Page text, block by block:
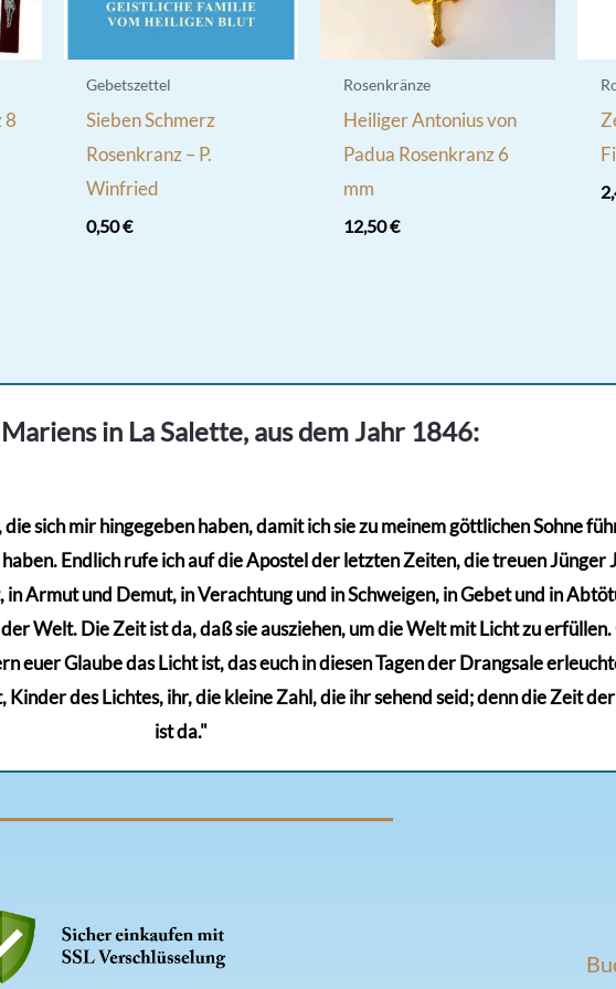
8
Gebetszettel
Sieben Schmerz
Rosenkranz – P.
Winfried
0,50€
Rosenkränze
Heiliger Antonius von
Padua Rosenkranz 6
mm
12,50€
in La Salette, aus dem Jahr 1846:
sich mir hingegeben haben, damit ich sie zu meinem göttlichen Sohne
Endlich rufe ich auf die Apostel der letzten Zeiten, die treuen Jünger
Armut und Demut, in Verachtung und in Schweigen, in Gebet und in
Welt. Die Zeit ist da, daß sie ausziehen, um die Welt mit Licht zu erfüllen.
euer Glaube das Licht ist, das euch in diesen Tagen der Drangsale
des Lichtes, ihr, die kleine Zahl, die ihr sehend seid; denn die Zeit
ist da."